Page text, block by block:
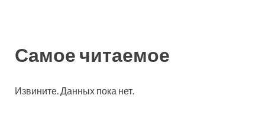
Самое читаемое
Извините. Данных пока нет.